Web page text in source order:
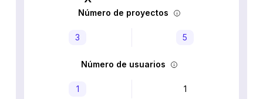
Número de proyectos
3 5
Número de usuarios
1 1